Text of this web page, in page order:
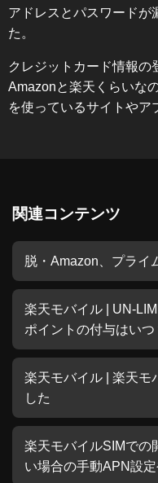
アドレスとパスワードが
た。
クレジットカード情報の
Amazonと楽天くらいな
を使っているサイトやア
関連コンテンツ
脱・Amazon、プライ
楽天モバイル | UN-
ポイントの付与はいつ
楽天モバイル | 楽天モ
した
楽天モバイルSIMでの
い場合の手動APN設